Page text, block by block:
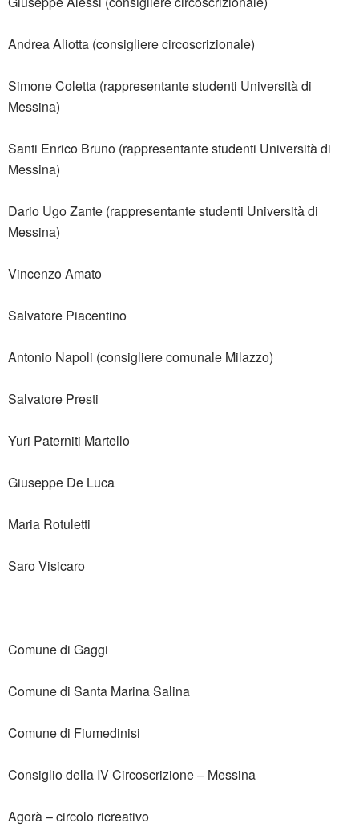
Andrea Aliotta (consigliere circoscrizionale)
Simone Coletta (rappresentante studenti Università di
Messina)
Santi Enrico Bruno (rappresentante studenti Università di
Messina)
Dario Ugo Zante (rappresentante studenti Università di
Messina)
Vincenzo Amato
Salvatore Piacentino
Antonio Napoli (consigliere comunale Milazzo)
Salvatore Presti
Yuri Paterniti Martello
Giuseppe De Luca
Maria Rotuletti
Saro Visicaro
Comune di Gaggi
Comune di Santa Marina Salina
Comune di Fiumedinisi
Consiglio della IV Circoscrizione – Messina
Agorà – circolo ricreativo